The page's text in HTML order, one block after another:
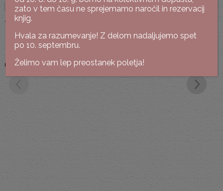
Vasja Ocvirk
Hajka
6,00€
Tone Peršak
5,00€
zato v tem času ne sprejemamo naročil in rezervacij
knjig.
Hvala za razumevanje! Z delom nadaljujemo spet
po 10. septembru.
Želimo vam lep preostanek poletja!